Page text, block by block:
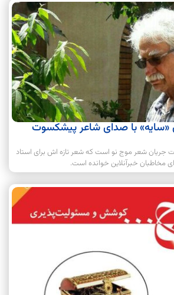
«سایه» با صدای شاعر پیشکسوت
جریان شعر موج نو است که شعر تازه اش برای استاد
مخاطبان خبرآنلاین خوانده است.